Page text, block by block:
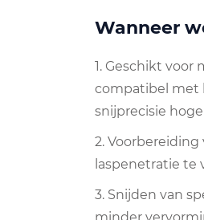
Wanneer
1. Geschikt voor
compatibel met
snijprecisie
2.
laspenetratie te
3. Snijden van